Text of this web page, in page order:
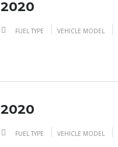
2020
FUEL TYPE VEHICLE MODEL
2020
FUEL TYPE VEHICLE MODEL